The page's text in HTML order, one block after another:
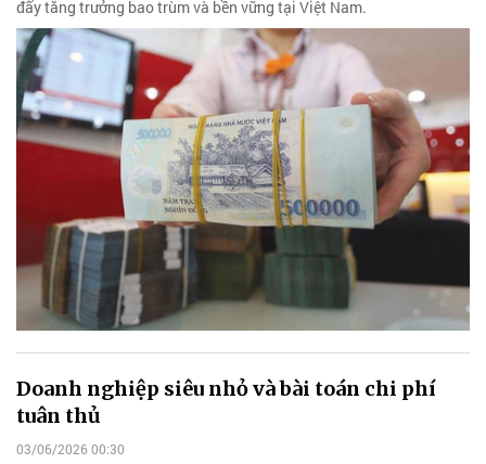
đẩy tăng trưởng bao trùm và bền vững tại Việt Nam.
Doanh nghiệp siêu nhỏ và bài toán chi phí
tuân thủ
03/06/2026 00:30